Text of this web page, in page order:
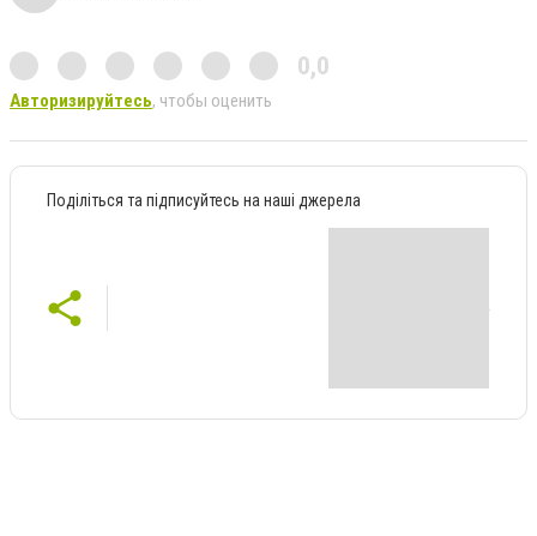
0,0
Авторизируйтесь, чтобы оценить
Поділіться та підписуйтесь на наші джерела